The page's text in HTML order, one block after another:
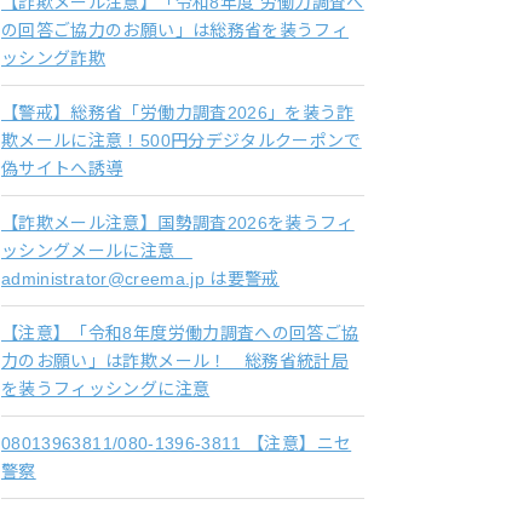
の回答ご協力のお願い」は総務省を装うフィ
ッシング詐欺
【警戒】総務省「労働力調査2026」を装う詐
欺メールに注意！500円分デジタルクーポンで
偽サイトへ誘導
【詐欺メール注意】国勢調査2026を装うフィ
ッシングメールに注意
administrator@creema.jp は要警戒
【注意】「令和8年度労働力調査への回答ご協
力のお願い」は詐欺メール！ 総務省統計局
を装うフィッシングに注意
08013963811/080-1396-3811 【注意】ニセ
警察